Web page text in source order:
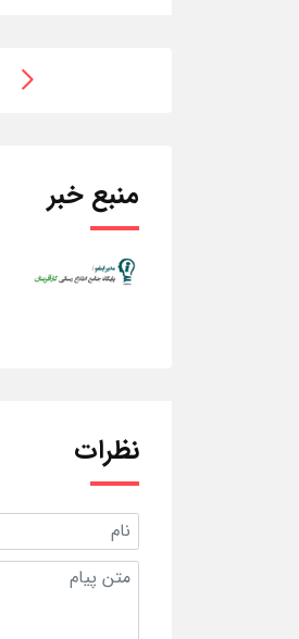
منبع خبر
نظرات